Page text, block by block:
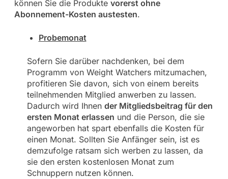
können Sie die Produkte vorerst ohne
Abonnement-Kosten austesten.
Probemonat
Sofern Sie darüber nachdenken, bei dem
Programm von Weight Watchers mitzumachen,
profitieren Sie davon, sich von einem bereits
teilnehmenden Mitglied anwerben zu lassen.
Dadurch wird Ihnen der Mitgliedsbeitrag für den
ersten Monat erlassen und die Person, die sie
angeworben hat spart ebenfalls die Kosten für
einen Monat. Sollten Sie Anfänger sein, ist es
demzufolge ratsam sich werben zu lassen, da
sie den ersten kostenlosen Monat zum
Schnuppern nutzen können.